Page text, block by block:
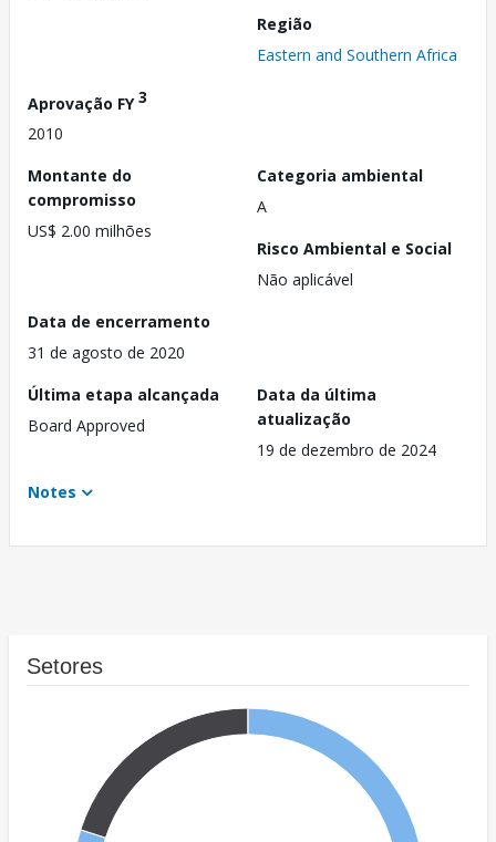
Região
Eastern and Southern Africa
Aprovação FY3
2010
Montante do
compromisso
US$ 2.00 milhões
Categoria ambiental
A
Risco Ambiental e Social
Não aplicável
Data de encerramento
31 de agosto de 2020
Última etapa alcançada
Board Approved
Data da última
atualização
19 de dezembro de 2024
Notes
Setores